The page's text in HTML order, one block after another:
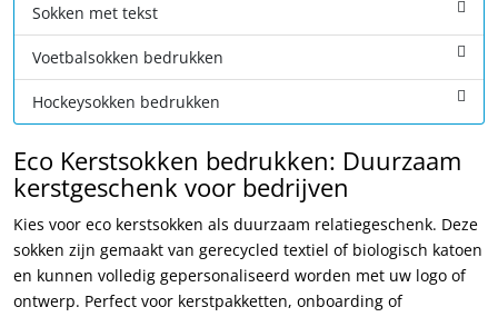
Sokken met tekst
Voetbalsokken bedrukken
Hockeysokken bedrukken
Eco Kerstsokken bedrukken: Duurzaam
kerstgeschenk voor bedrijven
Kies voor eco kerstsokken als duurzaam relatiegeschenk. Deze
sokken zijn gemaakt van gerecycled textiel of biologisch katoen
en kunnen volledig gepersonaliseerd worden met uw logo of
ontwerp. Perfect voor kerstpakketten, onboarding of